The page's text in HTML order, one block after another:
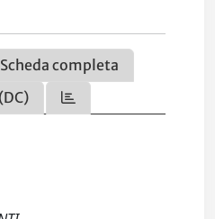
Scheda completa